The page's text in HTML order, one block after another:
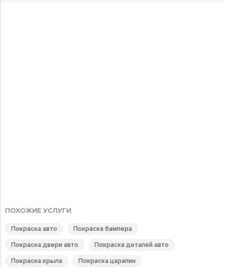
ПОХОЖИЕ УСЛУГИ
Покраска авто
Покраска бампера
Покраска двери авто
Покраска деталей авто
Покраска крыла
Покраска царапин